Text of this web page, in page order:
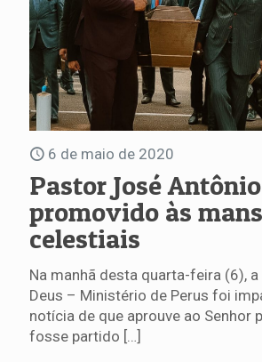
6 de maio de 2020
Pastor José Antônio
promovido às
celestiais
Na manhã desta quarta-feira (6),
Deus – Ministério de Perus foi
notícia de que aprouve ao Senhor
fosse partido […]